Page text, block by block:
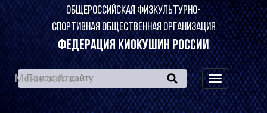
ОБЩЕРОССИЙСКАЯ ФИЗКУЛЬТУРНО-
СПОРТИВНАЯ ОБЩЕСТВЕННАЯ ОРГАНИЗАЦИЯ
ФЕДЕРАЦИЯ КИОКУШИН РОССИИ
навигация
по
сайту
Меню сайта: